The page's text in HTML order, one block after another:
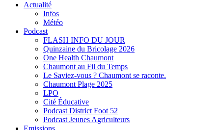
Actualité
Infos
Météo
Podcast
FLASH INFO DU JOUR
Quinzaine du Bricolage 2026
One Health Chaumont
Chaumont au Fil du Temps
Le Saviez-vous ? Chaumont se raconte.
Chaumont Plage 2025
LPO
Cité Éducative
Podcast District Foot 52
Podcast Jeunes Agriculteurs